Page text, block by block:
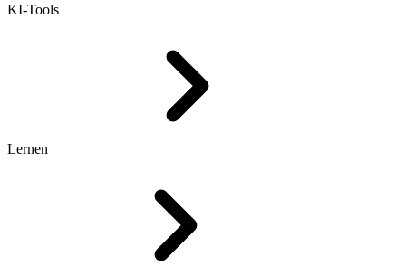
KI-Tools
Lernen